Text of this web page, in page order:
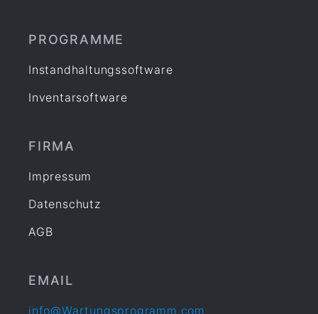
PROGRAMME
Instandhaltungssoftware
Inventarsoftware
FIRMA
Impressum
Datenschutz
AGB
EMAIL
info@Wartungsprogramm.com